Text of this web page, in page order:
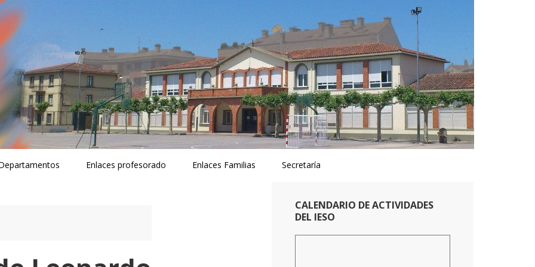
Enlaces profesorado Enlaces Familias Secretaría
Primary
Sidebar
CALENDARIO DE ACTIVIDADES
DEL IESO